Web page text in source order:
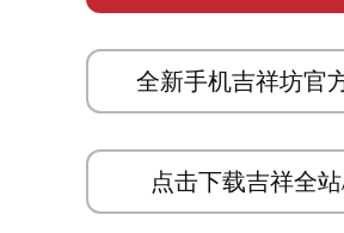
全新手机吉祥坊官
点击下载吉祥全站